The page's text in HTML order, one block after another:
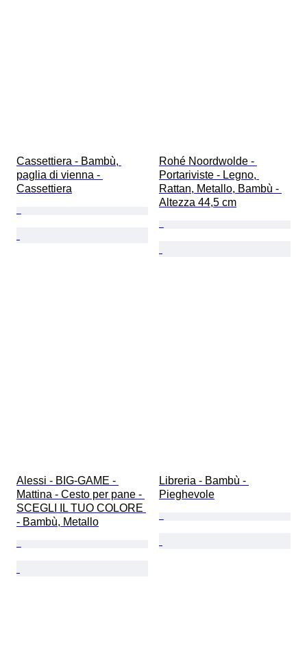
Cassettiera - Bambù,
paglia di vienna -
Cassettiera
Rohé Noordwolde -
Portariviste - Legno,
Rattan, Metallo, Bambù -
Altezza 44,5 cm
Alessi - BIG-GAME -
Mattina - Cesto per pane -
SCEGLI IL TUO COLORE
- Bambù, Metallo
Libreria - Bambù -
Pieghevole